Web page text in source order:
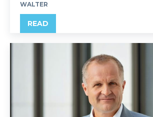
WALTER
READ